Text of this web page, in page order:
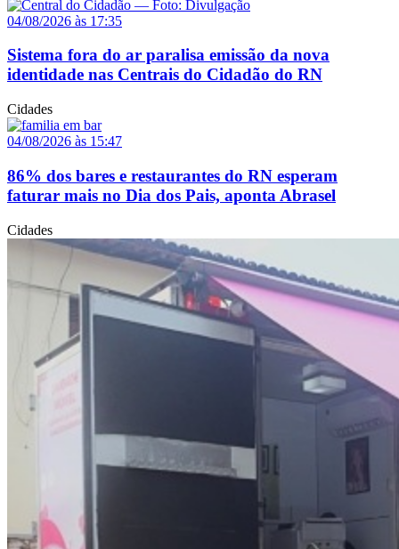
04/08/2026 às 17:35
Sistema fora do ar paralisa emissão da nova
identidade nas Centrais do Cidadão do RN
Cidades
04/08/2026 às 15:47
86% dos bares e restaurantes do RN esperam
faturar mais no Dia dos Pais, aponta Abrasel
Cidades